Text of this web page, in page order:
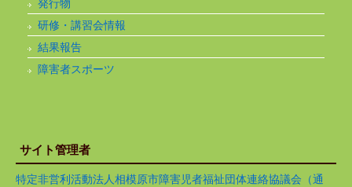
発行物
研修・講習会情報
結果報告
障害者スポーツ
サイト管理者
特定非営利活動法人相模原市障害児者福祉団体連絡協議会（通